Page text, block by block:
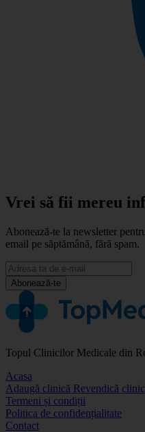
Vrei să fii mereu
Abonează-te la newsletter
email pe săptămână, fără spam.
Abonează-te
Topul Clinicilor Medicale din
Acasa
Adaugă clinică Revendică
Termeni și condiții
Politica de confidențialitate
Contact